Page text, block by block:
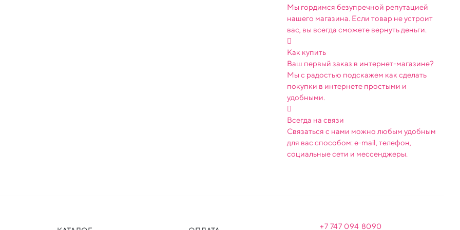
Мы гордимся безупречной репутацией
нашего магазина. Если товар не устроит
вас, вы всегда сможете вернуть деньги.
Как купить
Ваш первый заказ в интернет-магазине?
Мы с радостью подскажем как сделать
покупки в интернете простыми и
удобными.
Всегда на связи
Связаться с нами можно любым удобным
для вас способом: e-mail, телефон,
социальные сети и мессенджеры.
+7 747 094 8090